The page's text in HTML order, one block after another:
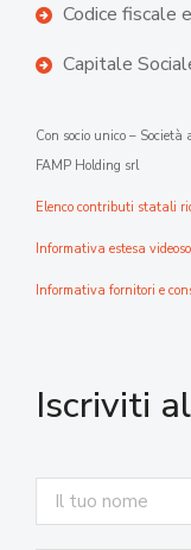
Codice fiscale
Capitale
Con socio unico –
FAMP Holding srl
Elenco contributi statali
Informativa estesa
Informativa fornitori e
Iscriviti